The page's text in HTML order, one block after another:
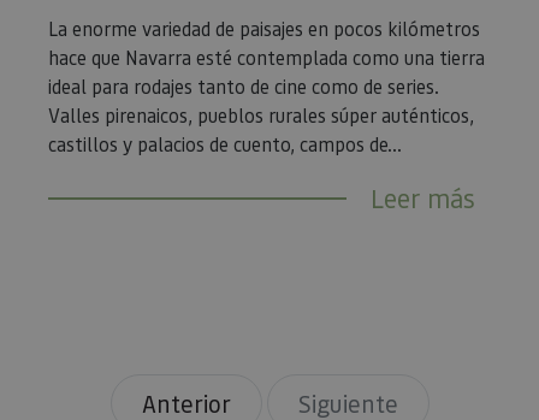
La enorme variedad de paisajes en pocos kilómetros
hace que Navarra esté contemplada como una tierra
ideal para rodajes tanto de cine como de series.
Valles pirenaicos, pueblos rurales súper auténticos,
castillos y palacios de cuento, campos de...
Leer más
Anterior Siguiente